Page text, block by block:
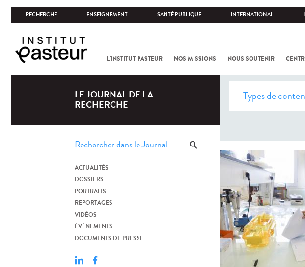
RECHERCHE ENSEIGNEMENT SANTÉ PUBLIQUE INTERNATIONAL
L'INSTITUT PASTEUR NOS MISSIONS NOUS SOUTENIR
LE JOURNAL DE LA
RECHERCHE
ACTUALITÉS
DOSSIERS
PORTRAITS
REPORTAGES
VIDÉOS
ÉVÉNEMENTS
DOCUMENTS DE PRESSE